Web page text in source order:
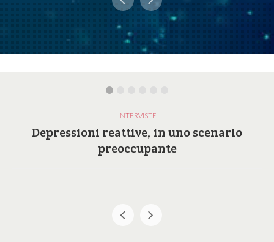
INTERVISTE
Depressioni reattive, in uno scenario
preoccupante